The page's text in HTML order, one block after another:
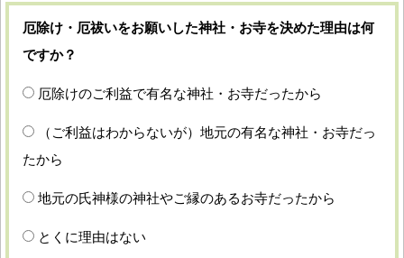
厄除け・厄祓いをお願いした神社・お寺を決めた理由は何
ですか？
厄除けのご利益で有名な神社・お寺だったから
（ご利益はわからないが）地元の有名な神社・お寺だっ
たから
地元の氏神様の神社やご縁のあるお寺だったから
とくに理由はない